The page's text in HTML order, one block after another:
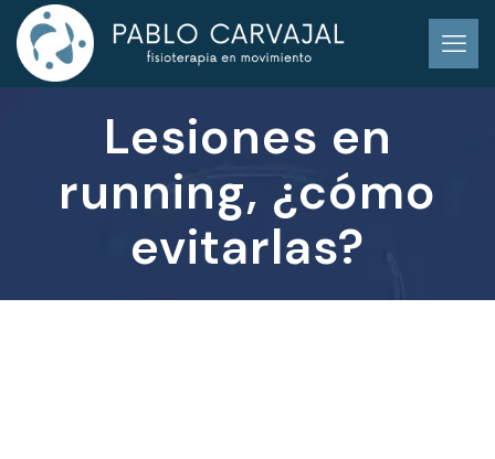
Lesiones en
running, ¿cómo
evitarlas?